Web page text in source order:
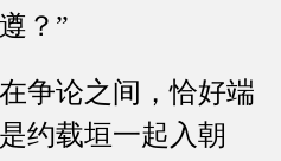
？”
争论之间，恰好端
约载垣一起入朝